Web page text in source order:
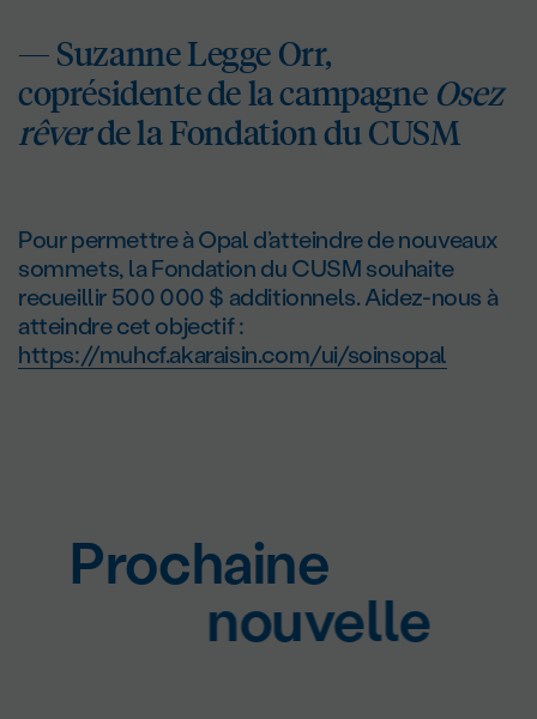
— Suzanne Legge Orr,
coprésidente de la campagne Osez
rêverde la Fondation du CUSM
Pour permettre à Opal d’atteindre de nouveaux
sommets, la Fondation du CUSM souhaite
recueillir 500 000 $ additionnels. Aidez-nous à
atteindre cet objectif :
https://muhcf.akaraisin.com/ui/soinsopal
Prochaine
nouvelle